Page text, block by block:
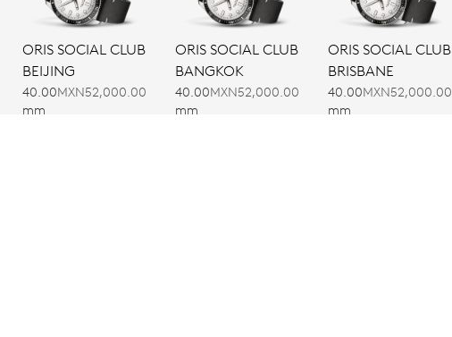
ORIS SOCIAL CLUB
BEIJING
40.00
mm
MXN52,000.00
ORIS SOCIAL CLUB
BANGKOK
40.00
mm
MXN52,000.00
ORIS SOCIAL CLUB
BRISBANE
40.00
mm
MXN52,000.00